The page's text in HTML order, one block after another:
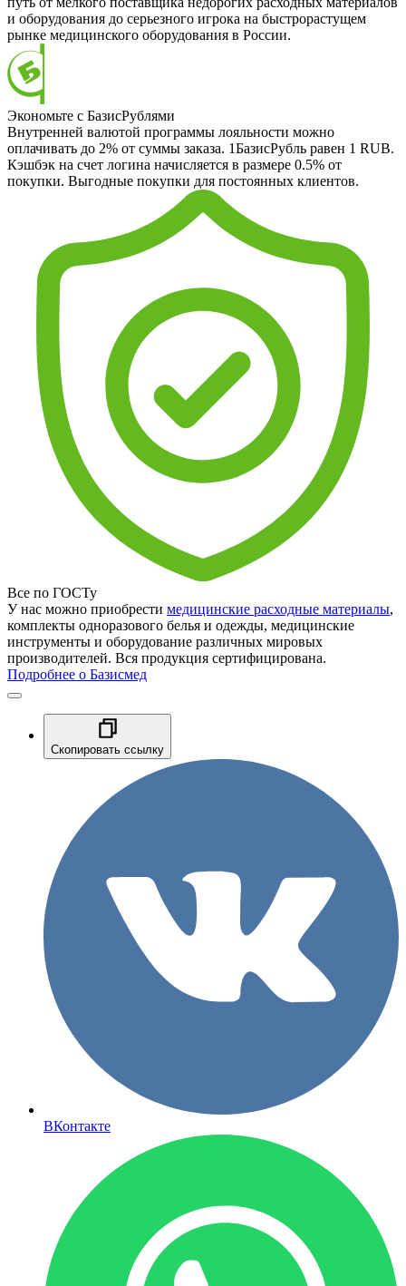
и оборудования до серьезного игрока на быстрорастущем
рынке медицинского оборудования в России.
Экономьте с БазисРублями
Внутренней валютой программы лояльности можно
оплачивать до 2% от суммы заказа. 1БазисРубль равен 1 RUB.
Кэшбэк на счет логина начисляется в размере 0.5% от
покупки. Выгодные покупки для постоянных клиентов.
Все по ГОСТу
У нас можно приобрести медицинские расходные материалы,
комплекты одноразового белья и одежды, медицинские
инструменты и оборудование различных мировых
производителей. Вся продукция сертифицирована.
Подробнее о Базисмед
Скопировать ссылку
ВКонтакте